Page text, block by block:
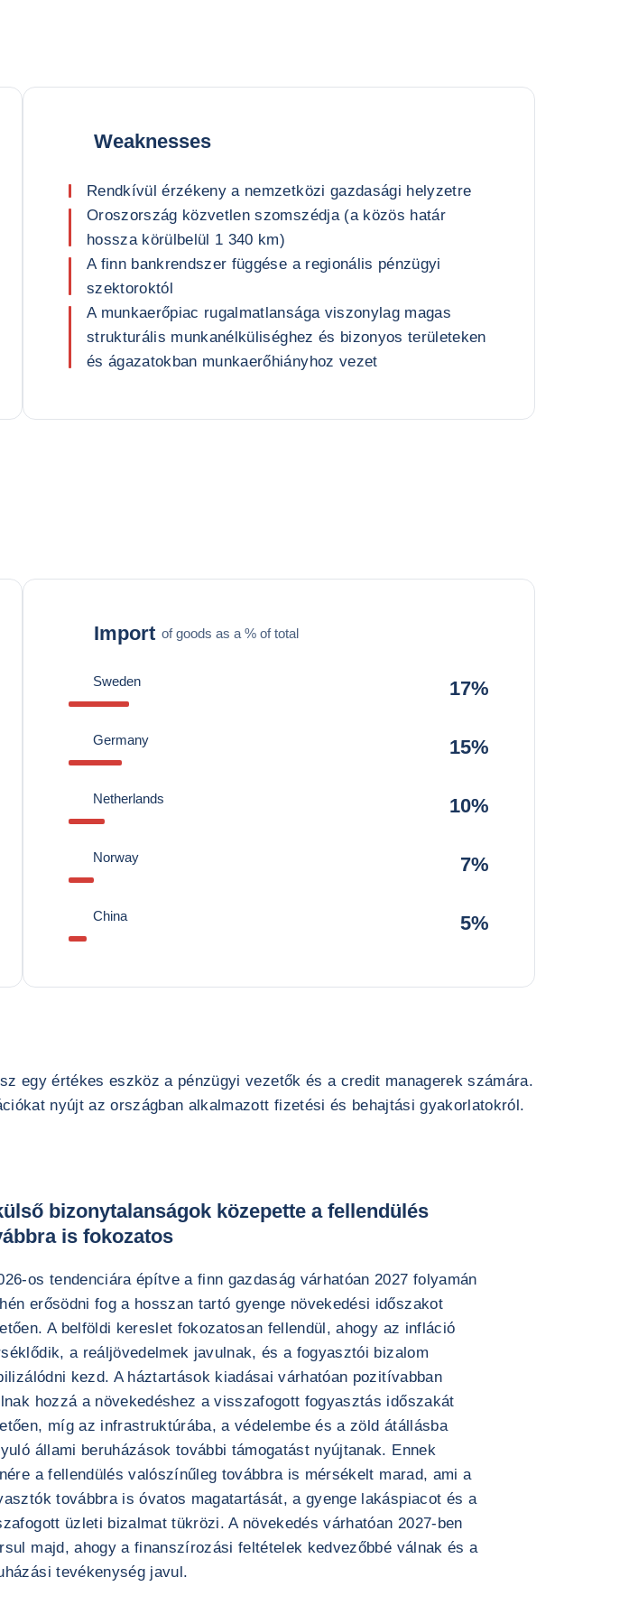
Weaknesses
Rendkívül érzékeny a nemzetközi gazdasági helyzetre
Oroszország közvetlen szomszédja (a közös határ
hossza körülbelül 1 340 km)
A finn bankrendszer függése a regionális pénzügyi
szektoroktól
A munkaerőpiac rugalmatlansága viszonylag magas
strukturális munkanélküliséghez és bizonyos területeken
és ágazatokban munkaerőhiányhoz vezet
Import of goods as a % of total
Sweden 17%
Germany 15%
Netherlands 10%
Norway 7%
China 5%
egy értékes eszköz a pénzügyi vezetők és a credit managerek számára.
nyújt az országban alkalmazott fizetési és behajtási gyakorlatokról.
bizonytalanságok közepette a fellendülés
is fokozatos
os tendenciára építve a finn gazdaság várhatóan 2027 folyamán
erősödni fog a hosszan tartó gyenge növekedési időszakot
A belföldi kereslet fokozatosan fellendül, ahogy az infláció
a reáljövedelmek javulnak, és a fogyasztói bizalom
kezd. A háztartások kiadásai várhatóan pozitívabban
hozzá a növekedéshez a visszafogott fogyasztás időszakát
míg az infrastruktúrába, a védelembe és a zöld átállásba
állami beruházások további támogatást nyújtanak. Ennek
a fellendülés valószínűleg továbbra is mérsékelt marad, ami a
továbbra is óvatos magatartását, a gyenge lakáspiacot és a
üzleti bizalmat tükrözi. A növekedés várhatóan 2027-ben
majd, ahogy a finanszírozási feltételek kedvezőbbé válnak és a
tevékenység javul.